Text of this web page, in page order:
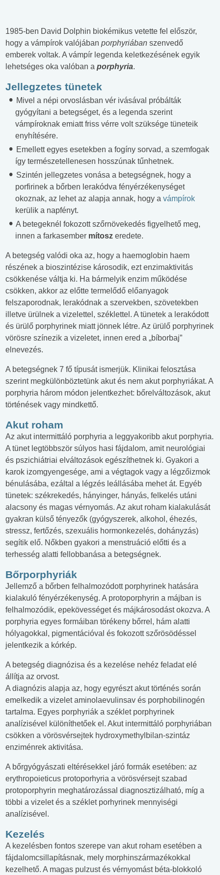
1985-ben David Dolphin biokémikus vetette fel először,
hogy a vámpírok valójában porphyriában szenvedő
emberek voltak. A vámpír legenda keletkezésének egyik
lehetséges oka valóban a porphyria.
Jellegzetes tünetek
Mivel a népi orvoslásban vér ivásával próbálták
gyógyítani a betegséget, és a legenda szerint
vámpíroknak emiatt friss vérre volt szüksége tüneteik
enyhítésére.
Emellett egyes esetekben a fogíny sorvad, a szemfogak
így természetellenesen hosszúnak tűnhetnek.
Szintén jellegzetes vonása a betegségnek, hogy a
porfirinek a bőrben lerakódva fényérzékenységet
okoznak, az lehet az alapja annak, hogy a vámpírok
kerülik a napfényt.
A betegeknél fokozott szőrnövekedés figyelhető meg,
innen a farkasember mítosz eredete.
A betegség valódi oka az, hogy a haemoglobin haem
részének a bioszintézise károsodik, ezt enzimaktivitás
csökkenése váltja ki. Ha bármelyik enzim működése
csökken, akkor az előtte termelődő előanyagok
felszaporodnak, lerakódnak a szervekben, szövetekben
illetve ürülnek a vizelettel, széklettel. A tünetek a lerakódott
és ürülő porphyrinek miatt jönnek létre. Az ürülő porphyrinek
vörösre színezik a vizeletet, innen ered a „bíborbaj”
elnevezés.
A betegségnek 7 fő típusát ismerjük. Klinikai felosztása
szerint megkülönböztetünk akut és nem akut porphyriákat. A
porphyria három módon jelentkezhet: bőrelváltozások, akut
történések vagy mindkettő.
Akut roham
Az akut intermittáló porphyria a leggyakoribb akut porphyria.
A tünet legtöbbször súlyos hasi fájdalom, amit neurológiai
és pszichiátriai elváltozások egészíthetnek ki. Gyakori a
karok izomgyengesége, ami a végtagok vagy a légzőizmok
bénulásába, ezáltal a légzés leállásába mehet át. Egyéb
tünetek: székrekedés, hányinger, hányás, felkelés utáni
alacsony és magas vérnyomás. Az akut roham kialakulását
gyakran külső tényezők (gyógyszerek, alkohol, éhezés,
stressz, fertőzés, szexuális hormonkezelés, dohányzás)
segítik elő. Nőkben gyakori a menstruáció előtti és a
terhesség alatti fellobbanása a betegségnek.
Bőrporphyriák
Jellemző a bőrben felhalmozódott porphyrinek hatására
kialakuló fényérzékenység. A protoporphyrin a májban is
felhalmozódik, epekövességet és májkárosodást okozva. A
porphyria egyes formáiban törékeny bőrrel, hám alatti
hólyagokkal, pigmentációval és fokozott szőrösödéssel
jelentkezik a kórkép.
A betegség diagnózisa és a kezelése nehéz feladat elé
állítja az orvost.
A diagnózis alapja az, hogy egyrészt akut történés során
emelkedik a vizelet aminolaevulinsav és porphobilinogén
tartalma. Egyes porphyriák a széklet porphyrinek
analízisével különíthetőek el. Akut intermittáló porphyriában
csökken a vörösvérsejtek hydroxymethylbilan-szintáz
enziménrek aktivitása.
A bőrgyógyászati eltérésekkel járó formák esetében: az
erythropoieticus protoporhyria a vörösvérsejt szabad
protoporphyrin meghatározással diagnosztizálható, míg a
többi a vizelet és a széklet porhyrinek mennyiségi
analízisével.
Kezelés
A kezelésben fontos szerepe van akut roham esetében a
fájdalomcsillapításnak, mely morphinszármazékokkal
kezelhető. A magas pulzust és vérnyomást béta-blokkoló